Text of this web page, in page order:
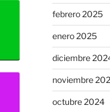
febrero 2025
enero 2025
diciembre
noviembre
octubre 2024